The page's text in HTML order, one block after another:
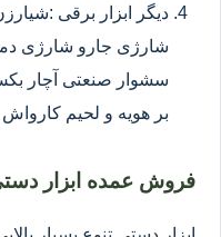
دیگر ابزار برقی
شارژی جارو شارژی
سشوار صنعتی آچار
بر هویه و لحیم
فروش عمده ابزار